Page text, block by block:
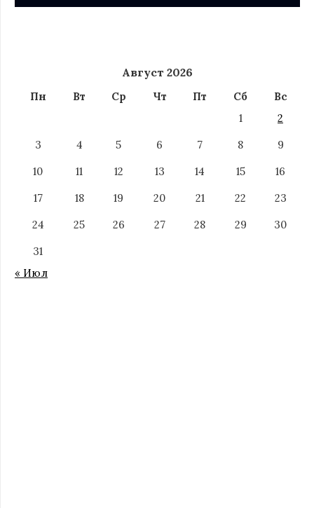
Август 2026
Пн Вт Ср Чт Пт Сб
Вс
1
2
3
4 5 6 7 8
9
10
11 12 13 14 15
16
17
18 19 20 21 22
23
24
25 26 27 28 29
30
31
« Июл